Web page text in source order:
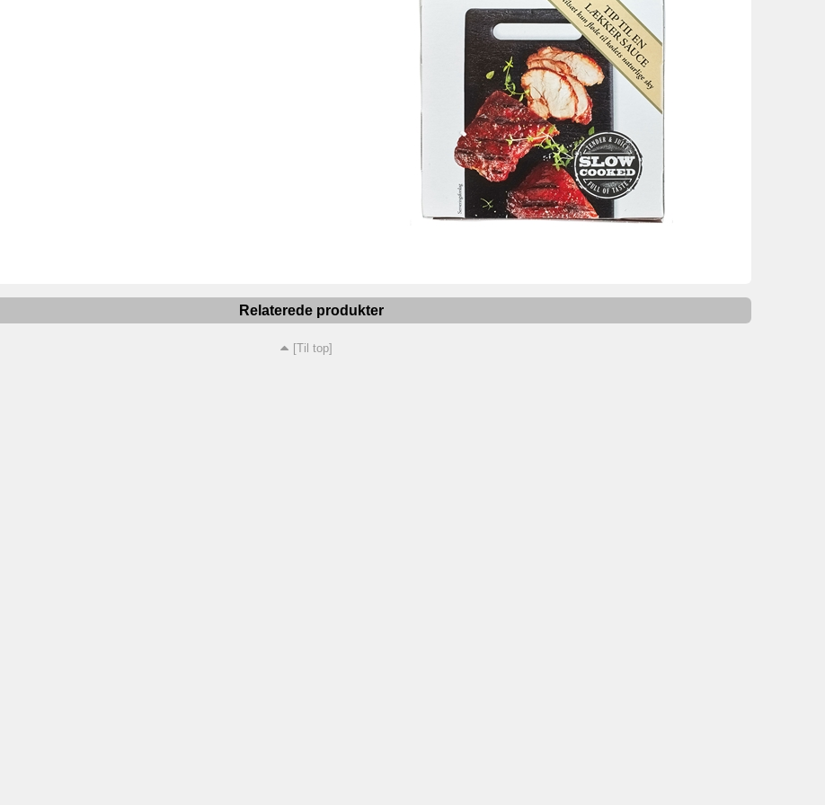
Relaterede produkter
[Til top]